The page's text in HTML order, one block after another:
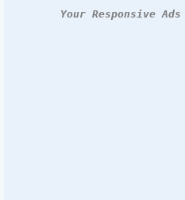
Your Responsive